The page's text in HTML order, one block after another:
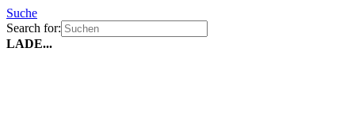
Suche
Search for:
LADE...